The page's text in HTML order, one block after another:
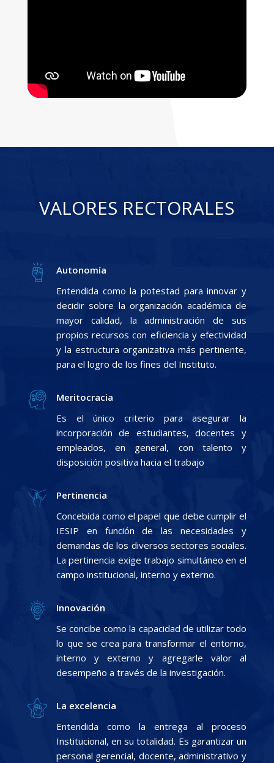
VALORES RECTORALES
Autonomía
Entendida como la potestad para innovar y
decidir sobre la organización académica de
mayor calidad, la administración de sus
propios recursos con eficiencia y efectividad
y la estructura organizativa más pertinente,
para el logro de los fines del Instituto.
Meritocracia
Es el único criterio para asegurar la
incorporación de estudiantes, docentes y
empleados, en general, con talento y
disposición positiva hacia el trabajo
Pertinencia
Concebida como el papel que debe cumplir el
IESIP en función de las necesidades y
demandas de los diversos sectores sociales.
La pertinencia exige trabajo simultáneo en el
campo institucional, interno y externo.
Innovación
Se concibe como la capacidad de utilizar todo
lo que se crea para transformar el entorno,
interno y externo y agregarle valor al
desempeño a través de la investigación.
La excelencia
Entendida como la entrega al proceso
Institucional, en su totalidad. Es garantizar un
personal gerencial, docente, administrativo y